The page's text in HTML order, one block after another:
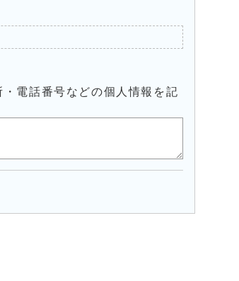
電話番号などの個人情報を記